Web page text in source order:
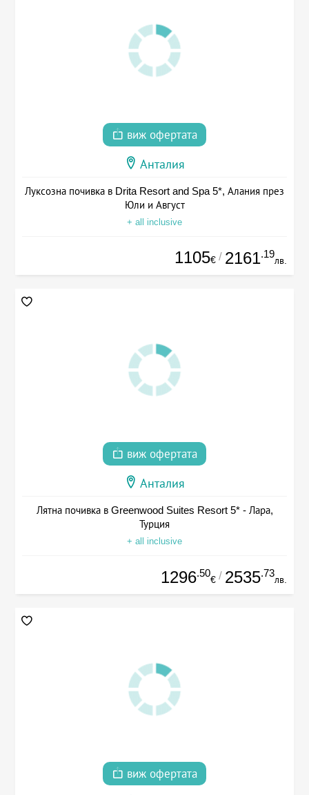
виж офертата
Анталия
Луксозна почивка в Drita Resort and Spa 5*, Алания през
Юли и Август
+ all inclusive
1105€ / 2161.19
лв.
виж офертата
Анталия
Лятна почивка в Greenwood Suites Resort 5* - Лара,
Турция
+ all inclusive
1296.50
€ / 2535.73
лв.
виж офертата